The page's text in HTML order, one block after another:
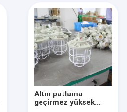
Altın patlama
geçirmez yüksek